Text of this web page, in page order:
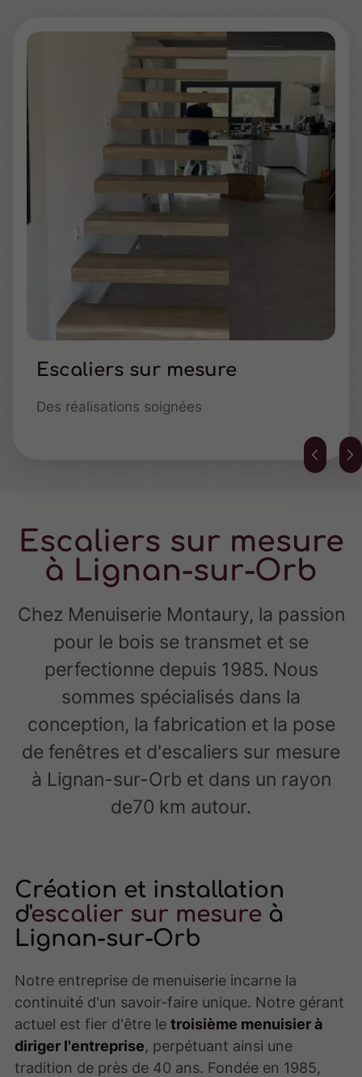
Escaliers sur mesure
Des réalisations soignées
Escaliers sur mesure
à Lignan-sur-Orb
Chez Menuiserie Montaury, la passion
pour le bois se transmet et se
perfectionne depuis 1985. Nous
sommes spécialisés dans la
conception, la fabrication et la pose
de fenêtres et d'escaliers sur mesure
à Lignan-sur-Orb et dans un rayon
de70 km autour.
Création et installation
d'escalier sur mesure à
Lignan-sur-Orb
Notre entreprise de menuiserie incarne la
continuité d'un savoir-faire unique. Notre gérant
actuel est fier d'être letroisième menuisier à
diriger l'entreprise, perpétuant ainsi une
tradition de près de 40 ans. Fondée en 1985,